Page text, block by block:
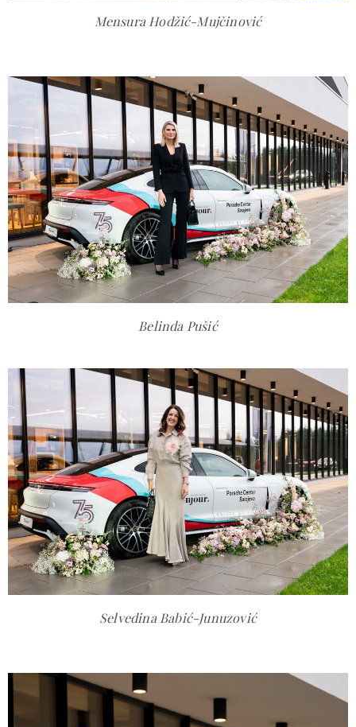
Mensura Hodžić-Mujčinović
Belinda Pušić
Selvedina Babić-Junuzović